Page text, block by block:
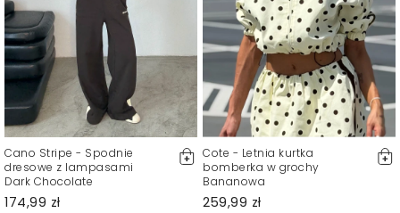
Cano Stripe - Spodnie
dresowe z lampasami
Dark Chocolate
174,99 zł
Cote - Letnia kurtka
bomberka w grochy
Bananowa
259,99 zł